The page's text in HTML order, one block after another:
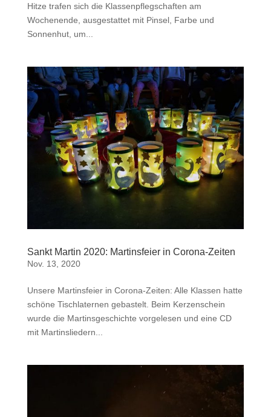
Hitze trafen sich die Klassenpflegschaften am
Wochenende, ausgestattet mit Pinsel, Farbe und
Sonnenhut, um...
Sankt Martin 2020: Martinsfeier in Corona-Zeiten
Nov. 13, 2020
Unsere Martinsfeier in Corona-Zeiten: Alle Klassen hatte
schöne Tischlaternen gebastelt. Beim Kerzenschein
wurde die Martinsgeschichte vorgelesen und eine CD
mit Martinsliedern...